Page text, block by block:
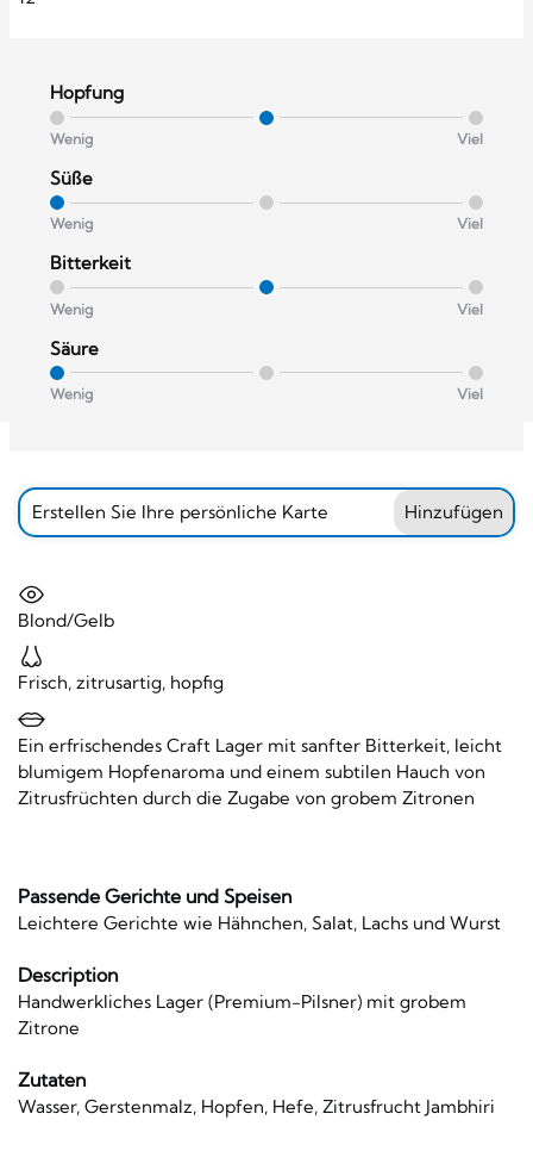
Hopfung
Wenig Viel
Süße
Wenig Viel
Bitterkeit
Wenig Viel
Säure
Wenig Viel
Erstellen Sie Ihre persönliche Karte Hinzufügen
Blond/Gelb
Frisch, zitrusartig, hopfig
Ein erfrischendes Craft Lager mit sanfter Bitterkeit, leicht
blumigem Hopfenaroma und einem subtilen Hauch von
Zitrusfrüchten durch die Zugabe von grobem Zitronen
Passende Gerichte und Speisen
Leichtere Gerichte wie Hähnchen, Salat, Lachs und Wurst
Description
Handwerkliches Lager (Premium-Pilsner) mit grobem
Zitrone
Zutaten
Wasser, Gerstenmalz, Hopfen, Hefe, Zitrusfrucht Jambhiri